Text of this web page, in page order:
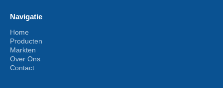
Navigatie
Home
Producten
Markten
Over Ons
Contact